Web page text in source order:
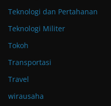
Teknologi dan Pertahanan
Teknologi Militer
Tokoh
Transportasi
Travel
wirausaha